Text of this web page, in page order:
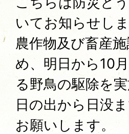
いてお知らせし
農作物及び畜産
め、明日から10
る野鳥の駆除を
日の出から日没
お願いします。